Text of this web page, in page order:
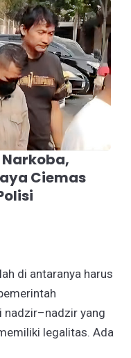
Ciemas
di antaranya harus
yang
legalitas. Ada